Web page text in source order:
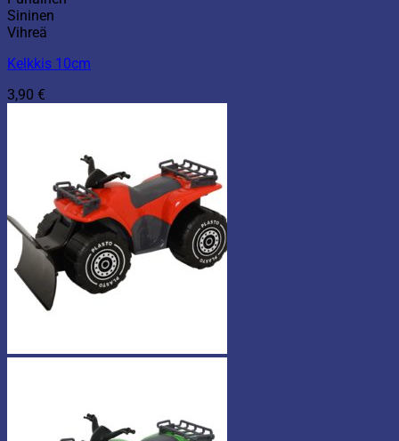
Sininen
Vihreä
Kelkkis 10cm
3,90 €